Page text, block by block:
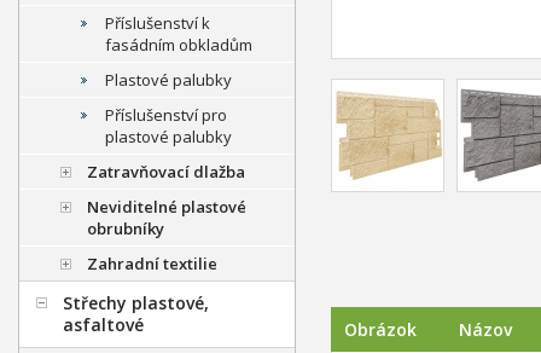
Obrázok Názov
Příslušenství k
fasádním obkladům
Plastové palubky
Příslušenství pro
plastové palubky
Zatravňovací dlažba
Neviditelné plastové
obrubníky
Zahradní textilie
Střechy plastové,
asfaltové